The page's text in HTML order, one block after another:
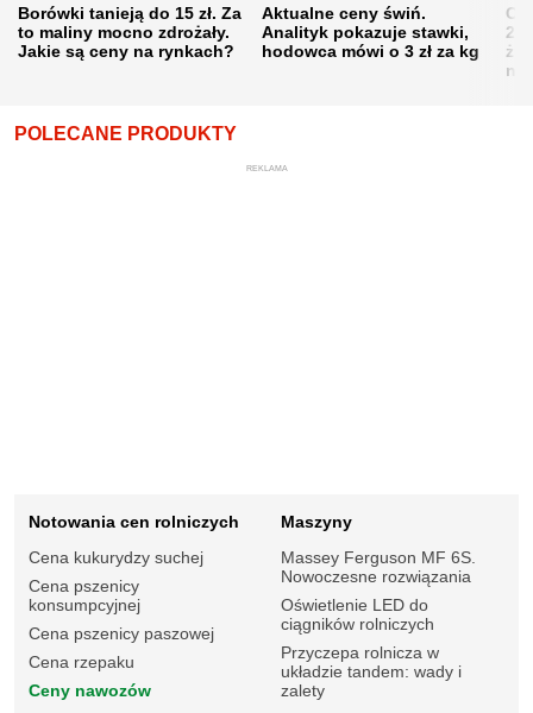
Borówki tanieją do 15 zł. Za
to maliny mocno zdrożały.
Jakie są ceny na rynkach?
Aktualne ceny świń.
Analityk pokazuje stawki,
hodowca mówi o 3 zł za kg
POLECANE PRODUKTY
REKLAMA
Notowania cen rolniczych
Cena kukurydzy suchej
Cena pszenicy
konsumpcyjnej
Cena pszenicy paszowej
Cena rzepaku
Ceny nawozów
Maszyny
Massey Ferguson MF 6S.
Nowoczesne rozwiązania
Oświetlenie LED do
ciągników rolniczych
Przyczepa rolnicza w
układzie tandem: wady i
zalety